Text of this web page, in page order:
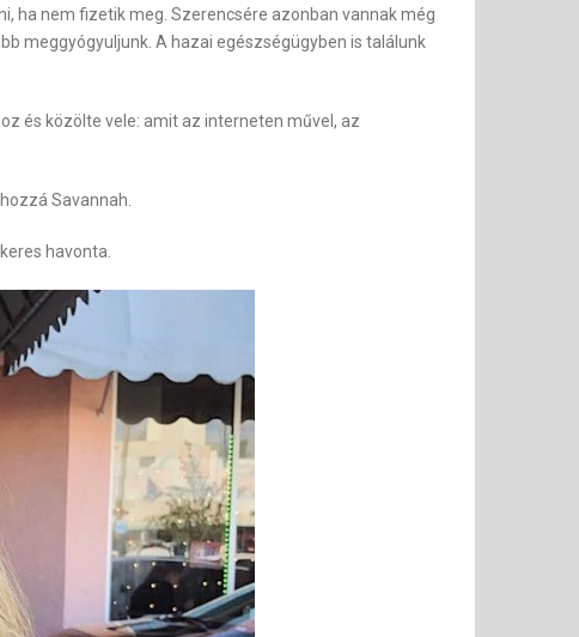
ha nem fizetik meg. Szerencsére azonban vannak még
meggyógyuljunk. A hazai egészségügyben is találunk
és közölte vele: amit az interneten művel, az
Savannah.
havonta.